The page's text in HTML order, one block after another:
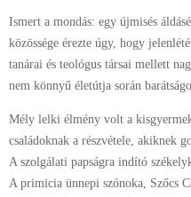
Ismert a mondás: egy újmisés
közössége érezte úgy, hogy
tanárai és teológus társai mellett
nem könnyű életútja során
Mély lelki élmény volt a
családoknak a részvétele, akiknek
A szolgálati papságra indító
A primicia ünnepi szónoka, Szőcs